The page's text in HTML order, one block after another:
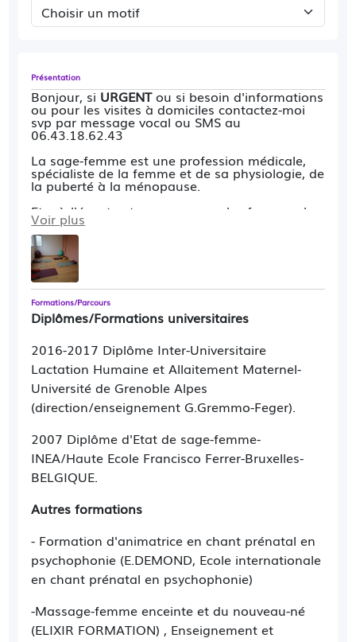
Présentation
Bonjour, siURGENTou si besoin d'informations
ou pour les visites à domiciles contactez-moi
svp par message vocal ou SMS au
06.43.18.62.43
La sage-femme est une profession médicale,
spécialiste de la femme et de sa physiologie, de
la puberté à la ménopause.
Etre à l'écoute et accompagner les femmes, les
couples, les nouveau-nés, les nourrissons
m'anime depuis 19 ans!
Sage-femme libérale à Chorges depuis 2011, je
vous accueille pour :
-le suivi gynécologique de l'adolescence à la
ménopause(contraception, pose/retrait DIU
(stérilet),frottis/HPV, dépistage IST,cancer col
fertilité...)
-le suivi de grossesse
-la préparation à la naissance: eutonie, chant
prénatal/psychophonie, sophrologie, massage
-le suivi post-natal, consultation du nourrisson
en bonne santé,
la rééducation périnée
-des consultations d'allaitement
- du soutien à la parentalité : Sommeil de
l'enfant, alimentation/diversification du
nourrisson, ateliers portage, massage bébé,
questions autour de la parentalité...
Voir plus
Formations/Parcours
Diplômes/Formations universitaires
2016-2017 Diplôme Inter-Universitaire
Lactation Humaine et Allaitement Maternel-
Université de Grenoble Alpes
(direction/enseignement G.Gremmo-Feger).
2007 Diplôme d'Etat de sage-femme-
INEA/Haute Ecole Francisco Ferrer-Bruxelles-
BELGIQUE.
Autres formations
- Formation d'animatrice en chant prénatal en
psychophonie (E.DEMOND, Ecole internationale
en chant prénatal en psychophonie)
-Massage-femme enceinte et du nouveau-né
(ELIXIR FORMATION) , Enseignement et